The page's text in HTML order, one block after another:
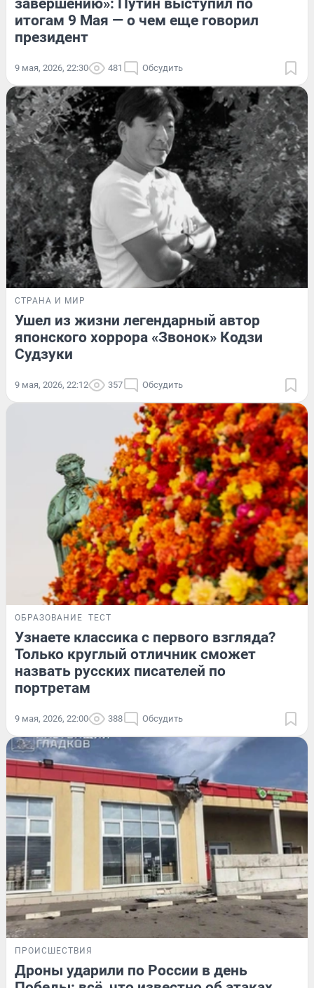
завершению»: Путин выступил по
итогам 9 Мая — о чем еще говорил
президент
9 мая, 2026, 22:30 481 Обсудить
СТРАНА И МИР
Ушел из жизни легендарный автор
японского хоррора «Звонок» Кодзи
Судзуки
9 мая, 2026, 22:12 357 Обсудить
ОБРАЗОВАНИЕ ТЕСТ
Узнаете классика с первого взгляда?
Только круглый отличник сможет
назвать русских писателей по
портретам
9 мая, 2026, 22:00 388 Обсудить
ПРОИСШЕСТВИЯ
Дроны ударили по России в день